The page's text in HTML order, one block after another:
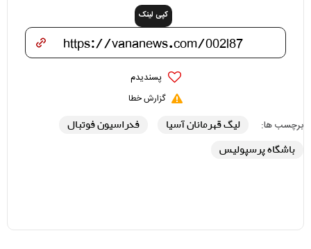
کپی لینک
پسندیدم
گزارش خطا
برچسب ها: لیگ قهرمانان آسیا
فدراسیون فوتبال
باشگاه پرسپولیس